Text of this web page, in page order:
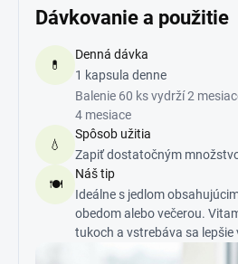
Dávkovanie a použitie
💊
Denná dávka
1 kapsula denne
Balenie 60 ks vydrží 2
4 mesiace
💧
Spôsob užitia
Zapiť dostatočným
🍽️
Náš tip
Ideálne s jedlom
obedom alebo večerou.
tukoch a vstrebáva sa